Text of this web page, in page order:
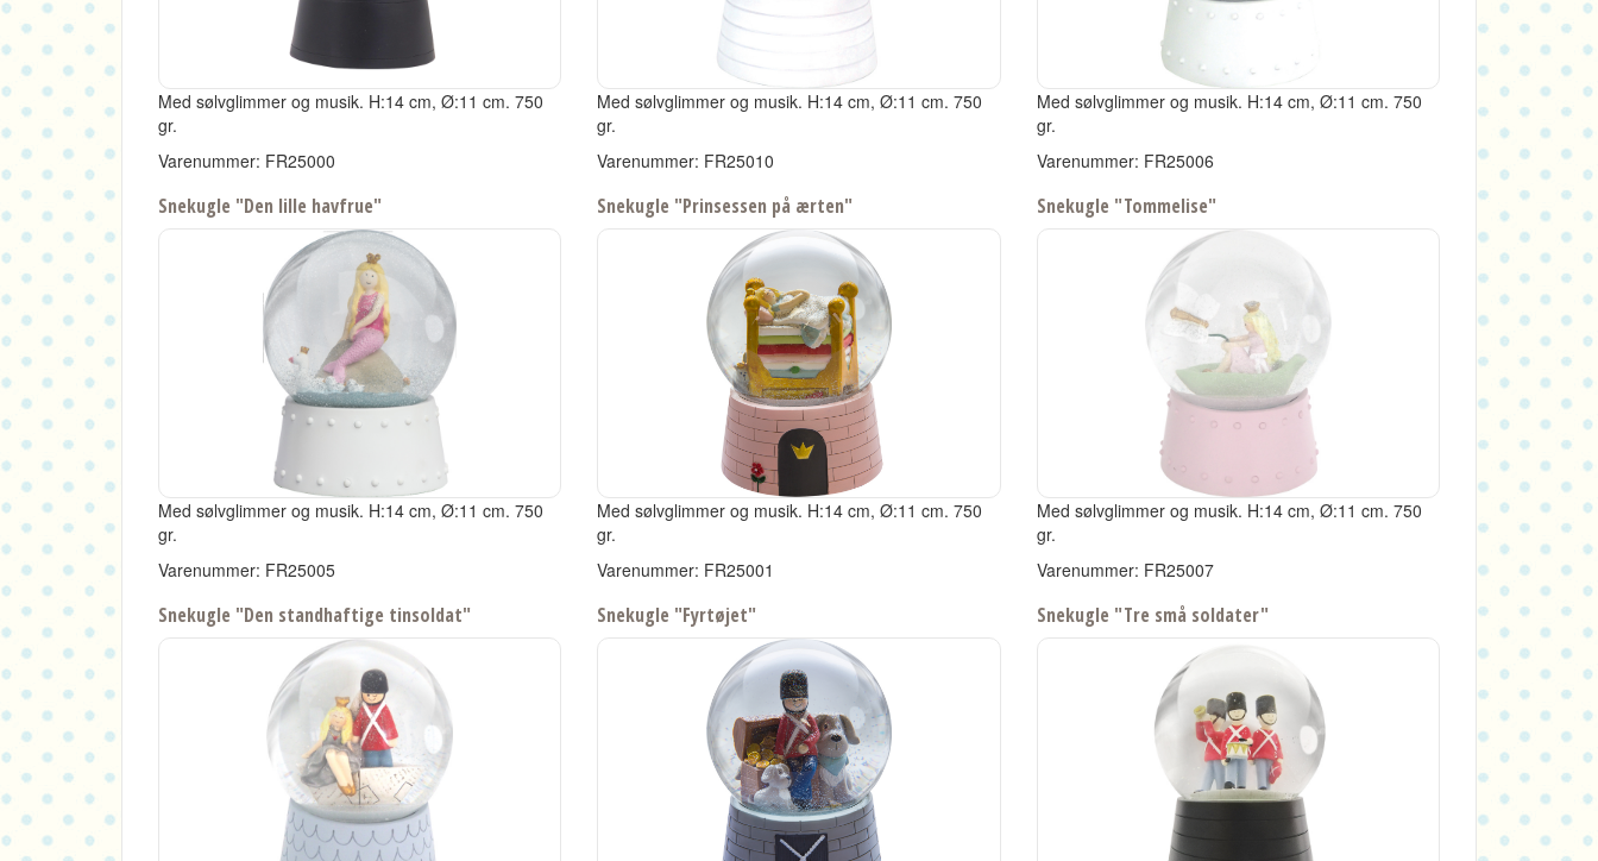
Med sølvglimmer og musik. H:14 cm, Ø:11 cm. 750
gr.
Varenummer: FR25000
Med sølvglimmer og musik. H:14 cm, Ø:11 cm.750
gr.
Varenummer: FR25010
Med sølvglimmer og musik. H:14 cm, Ø:11 cm. 750
gr.
Varenummer: FR25006
Snekugle "Den lille havfrue"
Med sølvglimmer og musik. H:14 cm, Ø:11 cm. 750
gr.
Varenummer: FR25005
Snekugle "Prinsessen på ærten"
Med sølvglimmer og musik. H:14 cm, Ø:11 cm.750
gr.
Varenummer: FR25001
Snekugle "Tommelise"
Med sølvglimmer og musik. H:14 cm, Ø:11 cm. 750
gr.
Varenummer: FR25007
Snekugle "Den standhaftige tinsoldat" Snekugle "Fyrtøjet" Snekugle "Tre små soldater"